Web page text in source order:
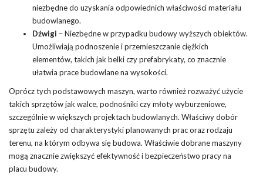
niezbędne do uzyskania odpowiednich właściwości materiału
budowlanego.
Dźwigi – Niezbędne w przypadku budowy wyższych obiektów.
Umożliwiają podnoszenie i przemieszczanie ciężkich
elementów, takich jak belki czy prefabrykaty, co znacznie
ułatwia prace budowlane na wysokości.
Oprócz tych podstawowych maszyn, warto również rozważyć użycie
takich sprzętów jak walce, podnośniki czy młoty wyburzeniowe,
szczególnie w większych projektach budowlanych. Właściwy dobór
sprzętu zależy od charakterystyki planowanych prac oraz rodzaju
terenu, na którym odbywa się budowa. Właściwie dobrane maszyny
mogą znacznie zwiększyć efektywność i bezpieczeństwo pracy na
placu budowy.